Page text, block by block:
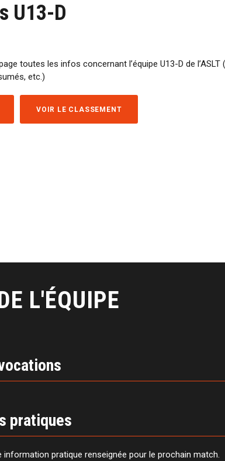
U13-D
toutes les infos concernant l’équipe U13-D de
etc.)
VOIR LE CLASSEMENT
L'ÉQUIPE
pratiques
information pratique renseignée pour le prochain match.